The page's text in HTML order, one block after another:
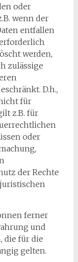
oder
wenn der
entfallen
werden,
zulässige
D.h.,
für
z.B. für
oder
der Rechte
ferner
und
die für die
gelten.